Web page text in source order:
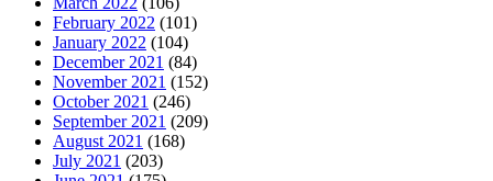
February 2022 (101)
January 2022 (104)
December 2021 (84)
November 2021 (152)
October 2021 (246)
September 2021 (209)
August 2021 (168)
July 2021 (203)